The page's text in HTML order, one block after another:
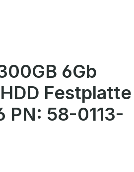
6Gb
Festplatte
58-0113-